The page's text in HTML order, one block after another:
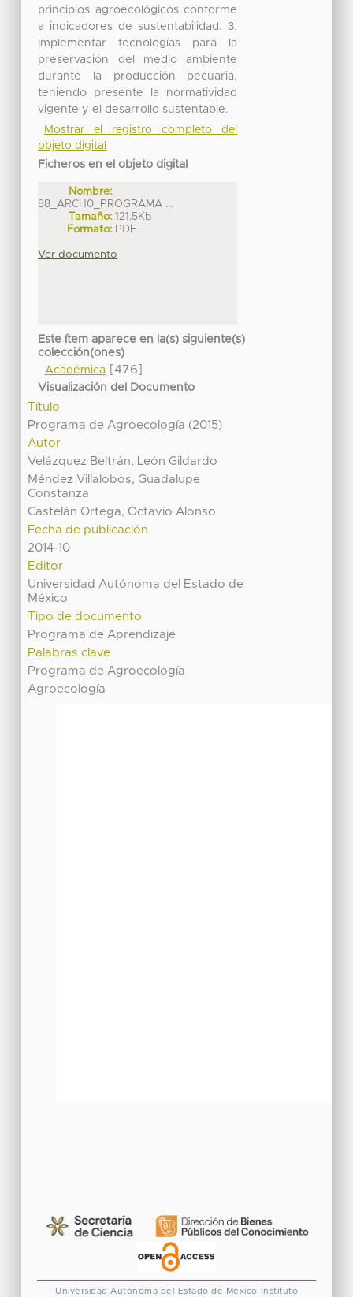
principios agroecológicos conforme
a indicadores de sustentabilidad. 3.
Implementar tecnologías para la
preservación del medio ambiente
durante la producción pecuaria,
teniendo presente la normatividad
vigente y el desarrollo sustentable.
Mostrar el registro completo del
objeto digital
Ficheros en el objeto digital
Nombre:
88_ARCH0_PROGRAMA ...
Tamaño: 121.5Kb
Formato: PDF
Ver documento
Este ítem aparece en la(s) siguiente(s)
colección(ones)
Académica[476]
Visualización del Documento
Título
Programa de Agroecología (2015)
Autor
Velázquez Beltrán, León Gildardo
Méndez Villalobos, Guadalupe
Constanza
Castelán Ortega, Octavio Alonso
Fecha de publicación
2014-10
Editor
Universidad Autónoma del Estado de
México
Tipo de documento
Programa de Aprendizaje
Palabras clave
Programa de Agroecología
Agroecología
Universidad Autónoma del Estado de México Instituto